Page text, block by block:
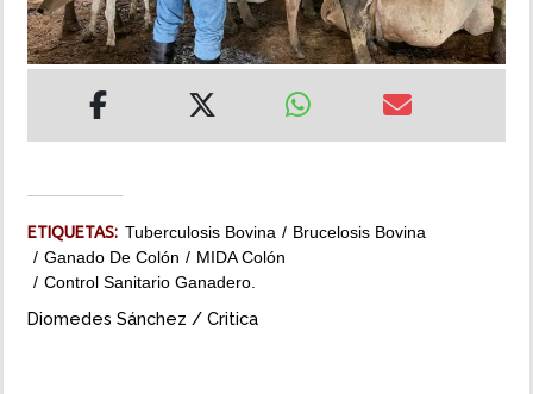
IMPRESO
ETIQUETAS: Tuberculosis Bovina
Brucelosis Bovina
Ganado De Colón
MIDA Colón
Control Sanitario Ganadero.
Diomedes Sánchez / Critica